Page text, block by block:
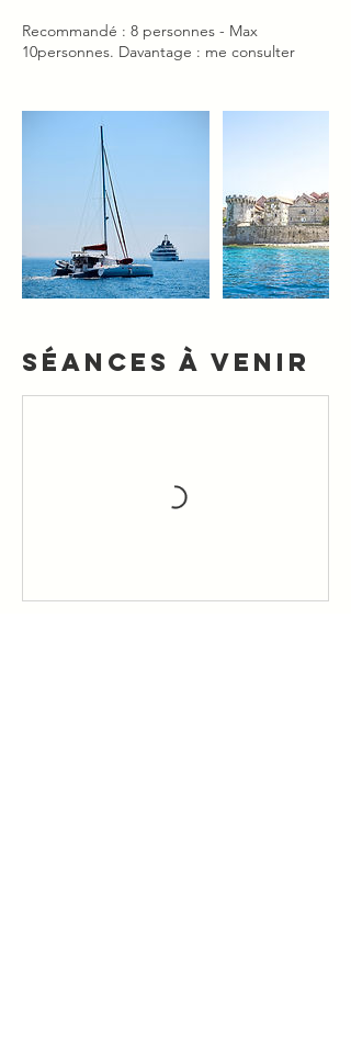
Recommandé : 8 personnes - Max
10personnes. Davantage : me consulter
Séances à venir